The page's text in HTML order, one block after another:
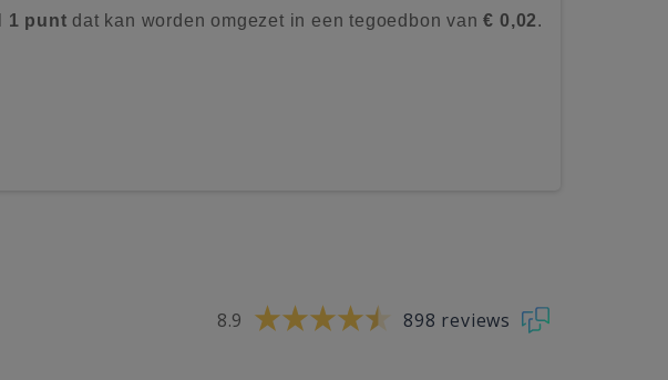
1 punt dat kan worden omgezet in een tegoedbon van€ 0,02.
8.9 898 reviews